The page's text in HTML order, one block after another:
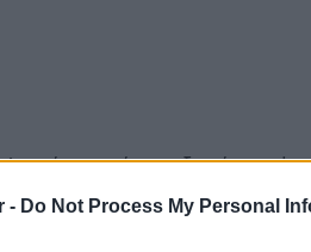
- Do Not Process My Personal
μετά την εξαφάνιση
είχε αναχωρήσει για να